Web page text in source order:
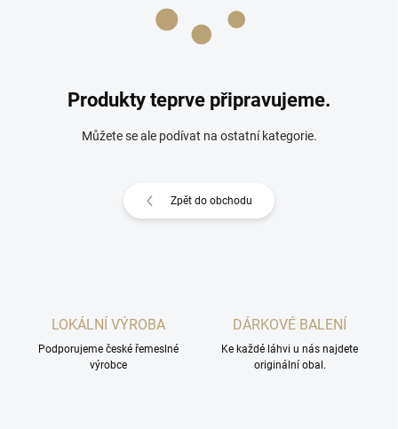
Produkty teprve připravujeme.
Můžete se ale podívat na ostatní kategorie.
Zpět do obchodu
LOKÁLNÍ VÝROBA
Podporujeme české řemeslné
výrobce
DÁRKOVÉ BALENÍ
Ke každé láhvi u nás najdete
originální obal.